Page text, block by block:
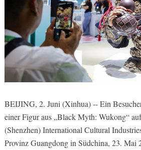
BEIJING, 2. Juni (Xinhua) -- Ein
einer Figur aus „Black Myth: Wukong“
(Shenzhen) International Cultural
Provinz Guangdong in Südchina, 23.